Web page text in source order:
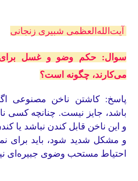
آیت‌الله‌العظمی شبیری زنجانی
سوال: حکم وضو و غسل
می‌کارند، چگونه است؟
پاسخ: کاشتن ناخن مصنوعی
باشد، جایز نیست. چنانچه کسی
و این ناخن قابل کندن نباشد یا
و مشکل شدید شود، باید برای
احتیاط مستحب وضوی جبیره‌ای